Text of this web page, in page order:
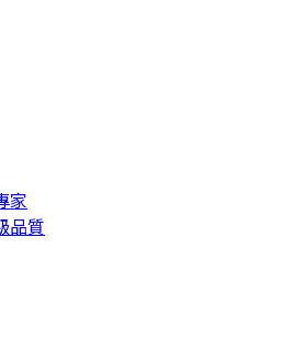
家
品質